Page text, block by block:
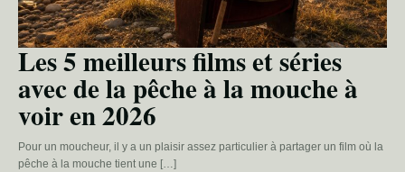
Les 5 meilleurs films et séries
avec de la pêche à la mouche à
voir en 2026
Pour un moucheur, il y a un plaisir assez particulier à partager un film où la
pêche à la mouche tient une […]